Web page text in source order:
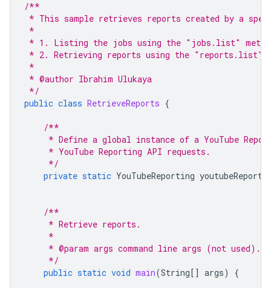
/**
* This sample retrieves reports created by a
*
* 1. Listing the jobs using the "jobs.list"
* 2. Retrieving reports using the "reports.list"
*
* @author Ibrahim Ulukaya
*/
public class RetrieveReports {
/**
* Define a global instance of a YouTube
     * YouTube Reporting API requests.
     */
private static YouTubeReporting
/**
     * Retrieve reports.
     *
     * @param args command line args (not used).
     */
public static void main(String[] args) {